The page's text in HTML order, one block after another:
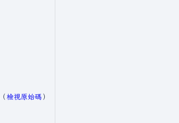
​（檢視原始碼 ）​